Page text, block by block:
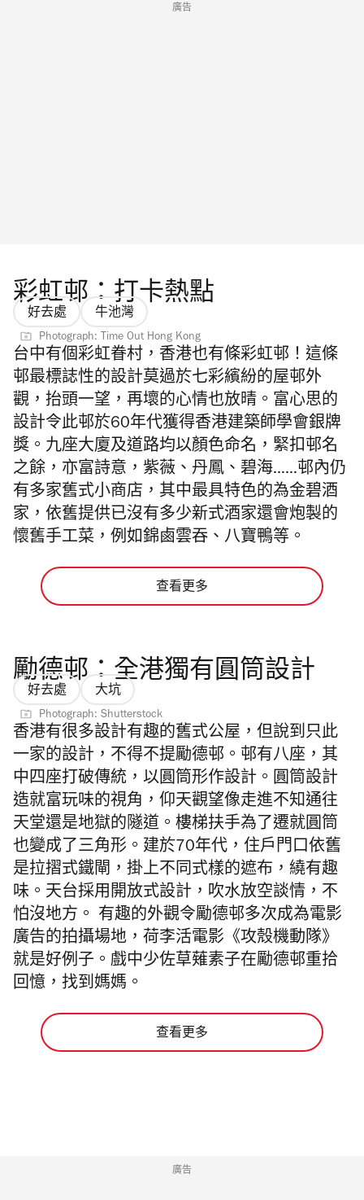
廣告
彩虹邨：打卡熱點
好去處 牛池灣
Photograph: Time Out Hong Kong
台中有個彩虹眷村，香港也有條彩虹邨！這條
邨最標誌性的設計莫過於七彩繽紛的屋邨外
觀，抬頭一望，再壞的心情也放晴。富心思的
設計令此邨於60年代獲得香港建築師學會銀牌
獎。九座大廈及道路均以顏色命名，緊扣邨名
之餘，亦富詩意，紫薇、丹鳳、碧海……邨內仍
有多家舊式小商店，其中最具特色的為金碧酒
家，依舊提供已沒有多少新式酒家還會炮製的
懷舊手工菜，例如錦鹵雲吞、八寶鴨等。
查看更多
勵德邨：全港獨有圓筒設計
好去處 大坑
Photograph: Shutterstock
香港有很多設計有趣的舊式公屋，但說到只此
一家的設計，不得不提勵德邨。邨有八座，其
中四座打破傳統，以圓筒形作設計。圓筒設計
造就富玩味的視角，仰天觀望像走進不知通往
天堂還是地獄的隧道。樓梯扶手為了遷就圓筒
也變成了三角形。建於70年代，住戶門口依舊
是拉摺式鐵閘，掛上不同式樣的遮布，繞有趣
味。天台採用開放式設計，吹水放空談情，不
怕沒地方。 有趣的外觀令勵德邨多次成為電影
廣告的拍攝場地，荷李活電影《攻殼機動隊》
就是好例子。戲中少佐草薙素子在勵德邨重拾
回憶，找到媽媽。
查看更多
廣告